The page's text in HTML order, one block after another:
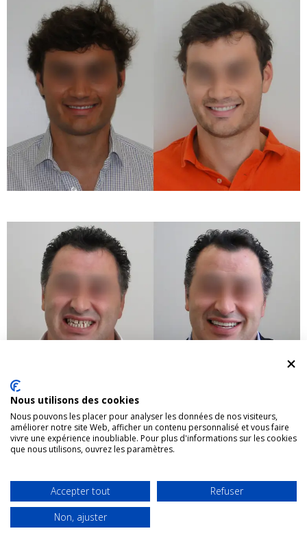
WHATSAPP
Nous utilisons des cookies
Nous pouvons les placer pour analyser les données de nos visiteurs,
améliorer notre site Web, afficher un contenu personnalisé et vous faire
vivre une expérience inoubliable. Pour plus d'informations sur les cookies
que nous utilisons, ouvrez les paramètres.
Accepter tout
Refuser
Non, ajuster